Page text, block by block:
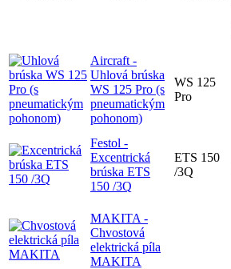
Aircraft -
Uhlová brúska
WS 125 Pro (s
pneumatickým
pohonom)
WS 125
Pro
Festol -
Excentrická
brúska ETS
150 /3Q
ETS 150
/3Q
MAKITA -
Chvostová
elektrická píla
MAKITA